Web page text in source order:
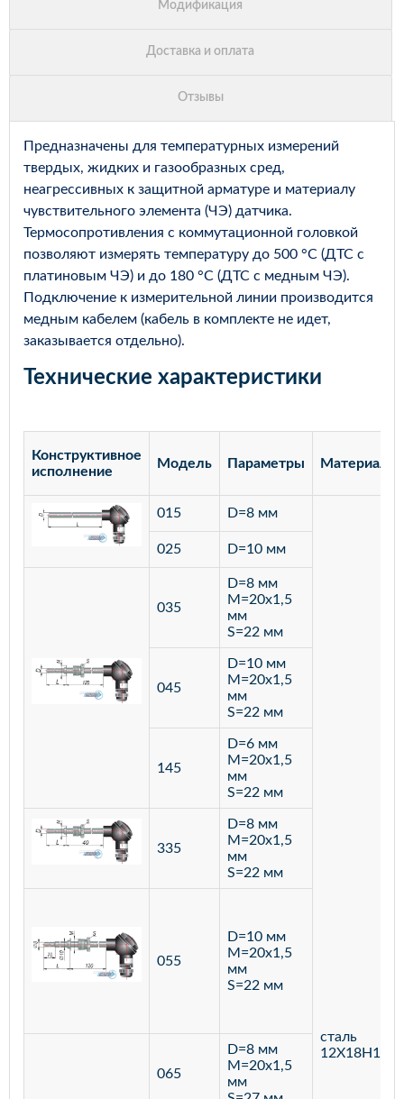
Предназначены для температурных измерений
твердых, жидких и газообразных сред,
неагрессивных к защитной арматуре и материалу
чувствительного элемента (ЧЭ) датчика.
Термосопротивления с коммутационной головкой
позволяют измерять температуру до 500 °С (ДТС с
платиновым ЧЭ) и до 180 °С (ДТС с медным ЧЭ).
Подключение к измерительной линии производится
медным кабелем (кабель в комплекте не идет,
заказывается отдельно).
Технические характеристики
Конструктивное
исполнение
Модель Параметры Материал
015 D=8 мм
сталь
12Х18Н10Т
025 D=10 мм
035
D=8 мм
M=20х1,5
мм
S=22 мм
045
D=10 мм
M=20х1,5
мм
S=22 мм
145
D=6 мм
M=20х1,5
мм
S=22 мм
335
D=8 мм
M=20х1,5
мм
S=22 мм
055
D=10 мм
M=20х1,5
мм
S=22 мм
065
D=8 мм
M=20х1,5
мм